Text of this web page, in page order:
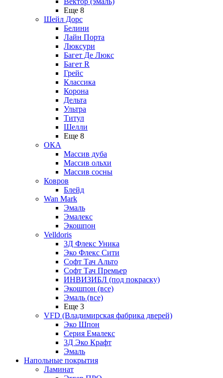
Еще 8
Шейл Дорс
Белини
Лайн Порта
Люксури
Багет Де Люкс
Багет R
Грейс
Классика
Корона
Дельта
Ультра
Титул
Шелли
Еще 8
ОКА
Массив дуба
Массив ольхи
Массив сосны
Ковров
Блейд
Wan Mark
Эмаль
Эмалекс
Экошпон
Velldoris
3Д Флекс Уника
Эко Флекс Сити
Софт Тач Альто
Софт Тач Премьер
ИНВИЗИБЛ (под покраску)
Экошпон (все)
Эмаль (все)
Еще 3
VFD (Владимирская фабрика дверей)
Эко Шпон
Серия Емалекс
3Д Эко Крафт
Эмаль
Напольные покрытия
Ламинат